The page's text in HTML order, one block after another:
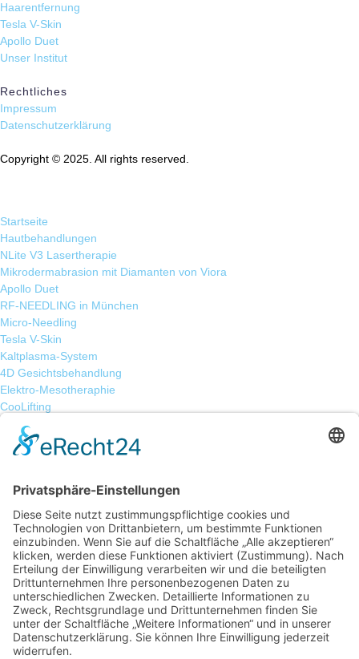
Haarentfernung
Tesla V-Skin
Apollo Duet
Unser Institut
Rechtliches
Impressum
Datenschutzerklärung
Copyright © 2025. All rights reserved.
Startseite
Hautbehandlungen
NLite V3 Lasertherapie
Mikrodermabrasion mit Diamanten von Viora
Apollo Duet
RF-NEEDLING in München
Micro-Needling
Tesla V-Skin
Kaltplasma-System
4D Gesichtsbehandlung
Elektro-Mesotheraphie
CooLifting
Haarentfernung
Produkte
Blog
Das Institut
The Medical Beauty Concept
Startseite
Hautbehandlungen
NLite V3 Lasertherapie
Mikrodermabrasion mit Diamanten von Viora
Apollo Duet
RF-NEEDLING in München
Micro-Needling
Tesla V-Skin